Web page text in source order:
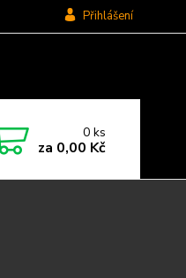
Přihlášení
0ks
za 0,00 Kč